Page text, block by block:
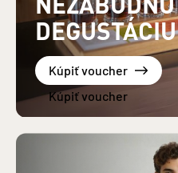
Kúpiť voucher